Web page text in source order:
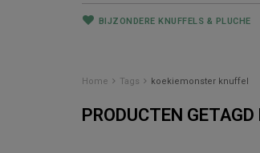
BIJZONDERE KNUFFELS & PLUCHE
Home Tags koekiemonster knuffel
PRODUCTEN